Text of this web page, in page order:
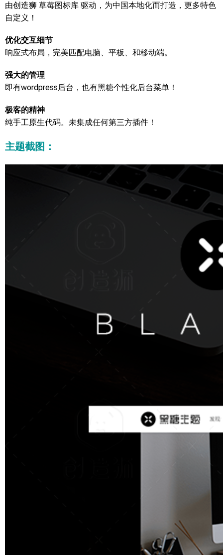
由创造狮 草莓图标库 驱动，为中国本地化而打造，更多特色
自定义！
优化交互细节
响应式布局，完美匹配电脑、平板、和移动端。
强大的管理
即有wordpress后台，也有黑糖个性化后台菜单！
极客的精神
纯手工原生代码。未集成任何第三方插件！
主题截图：